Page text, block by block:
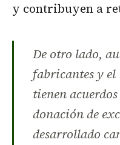
y contribuyen a
De otro lado,
fabricantes y
tienen
donación de
desarrollado